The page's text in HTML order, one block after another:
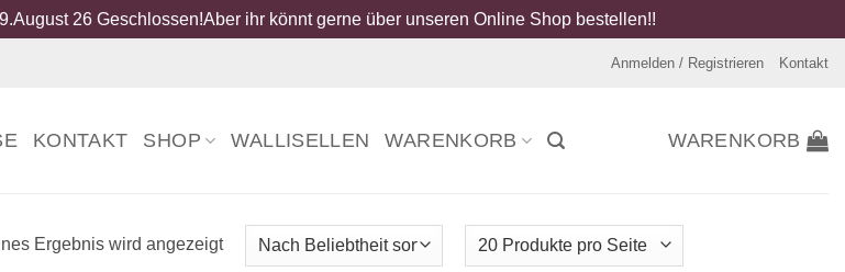
26 Geschlossen!Aber ihr könnt gerne über unseren Online Shop bestellen!!
Anmelden / Registrieren Kontakt
KONTAKT SHOP WALLISELLEN WARENKORB WARENKORB
Ergebnis wird angezeigt